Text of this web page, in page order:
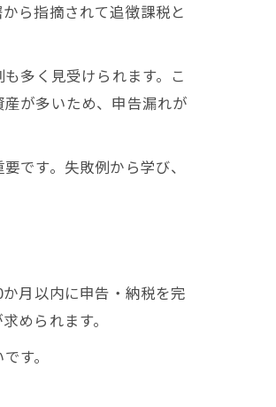
ら指摘されて追徴課税と
多く見受けられます。こ
が多いため、申告漏れが
です。失敗例から学び、
月以内に申告・納税を完
められます。
す。